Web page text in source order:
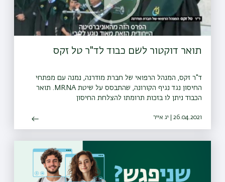
תואר דוקטור לשם כבוד לד"ר טל זקס
ד"ר זקס, המנהל הרפואי של חברת מודרנה, נמנה עם מפתחי
החיסון נגד נגיף הקורונה, שהתבסס על שיטת MRNA. תואר
הכבוד ניתן לו בזכות תרומתו להצלחת החיסון
26.04.2021 | יג אייר